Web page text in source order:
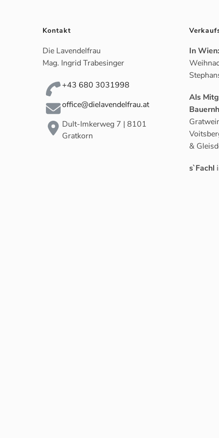
Kontakt
Die Lavendelfrau
Mag. Ingrid Trabesinger
+43 680 3031998
office@dielavendelfrau.at
Dult-Imkerweg 7 | 8101
Gratkorn
In Wien:
Als
&
s`Fachl